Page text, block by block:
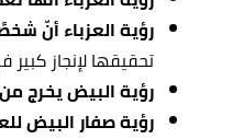
رؤية العزباء أنّ
تحقيقها لإنجاز كبير
رؤية البيض يخرج من
رؤية صفار البيض